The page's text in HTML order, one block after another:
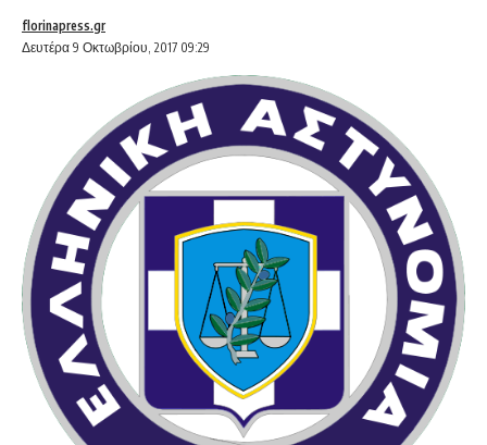
Δευτέρα 9 Οκτωβρίου, 2017 09:29
florinapress.gr